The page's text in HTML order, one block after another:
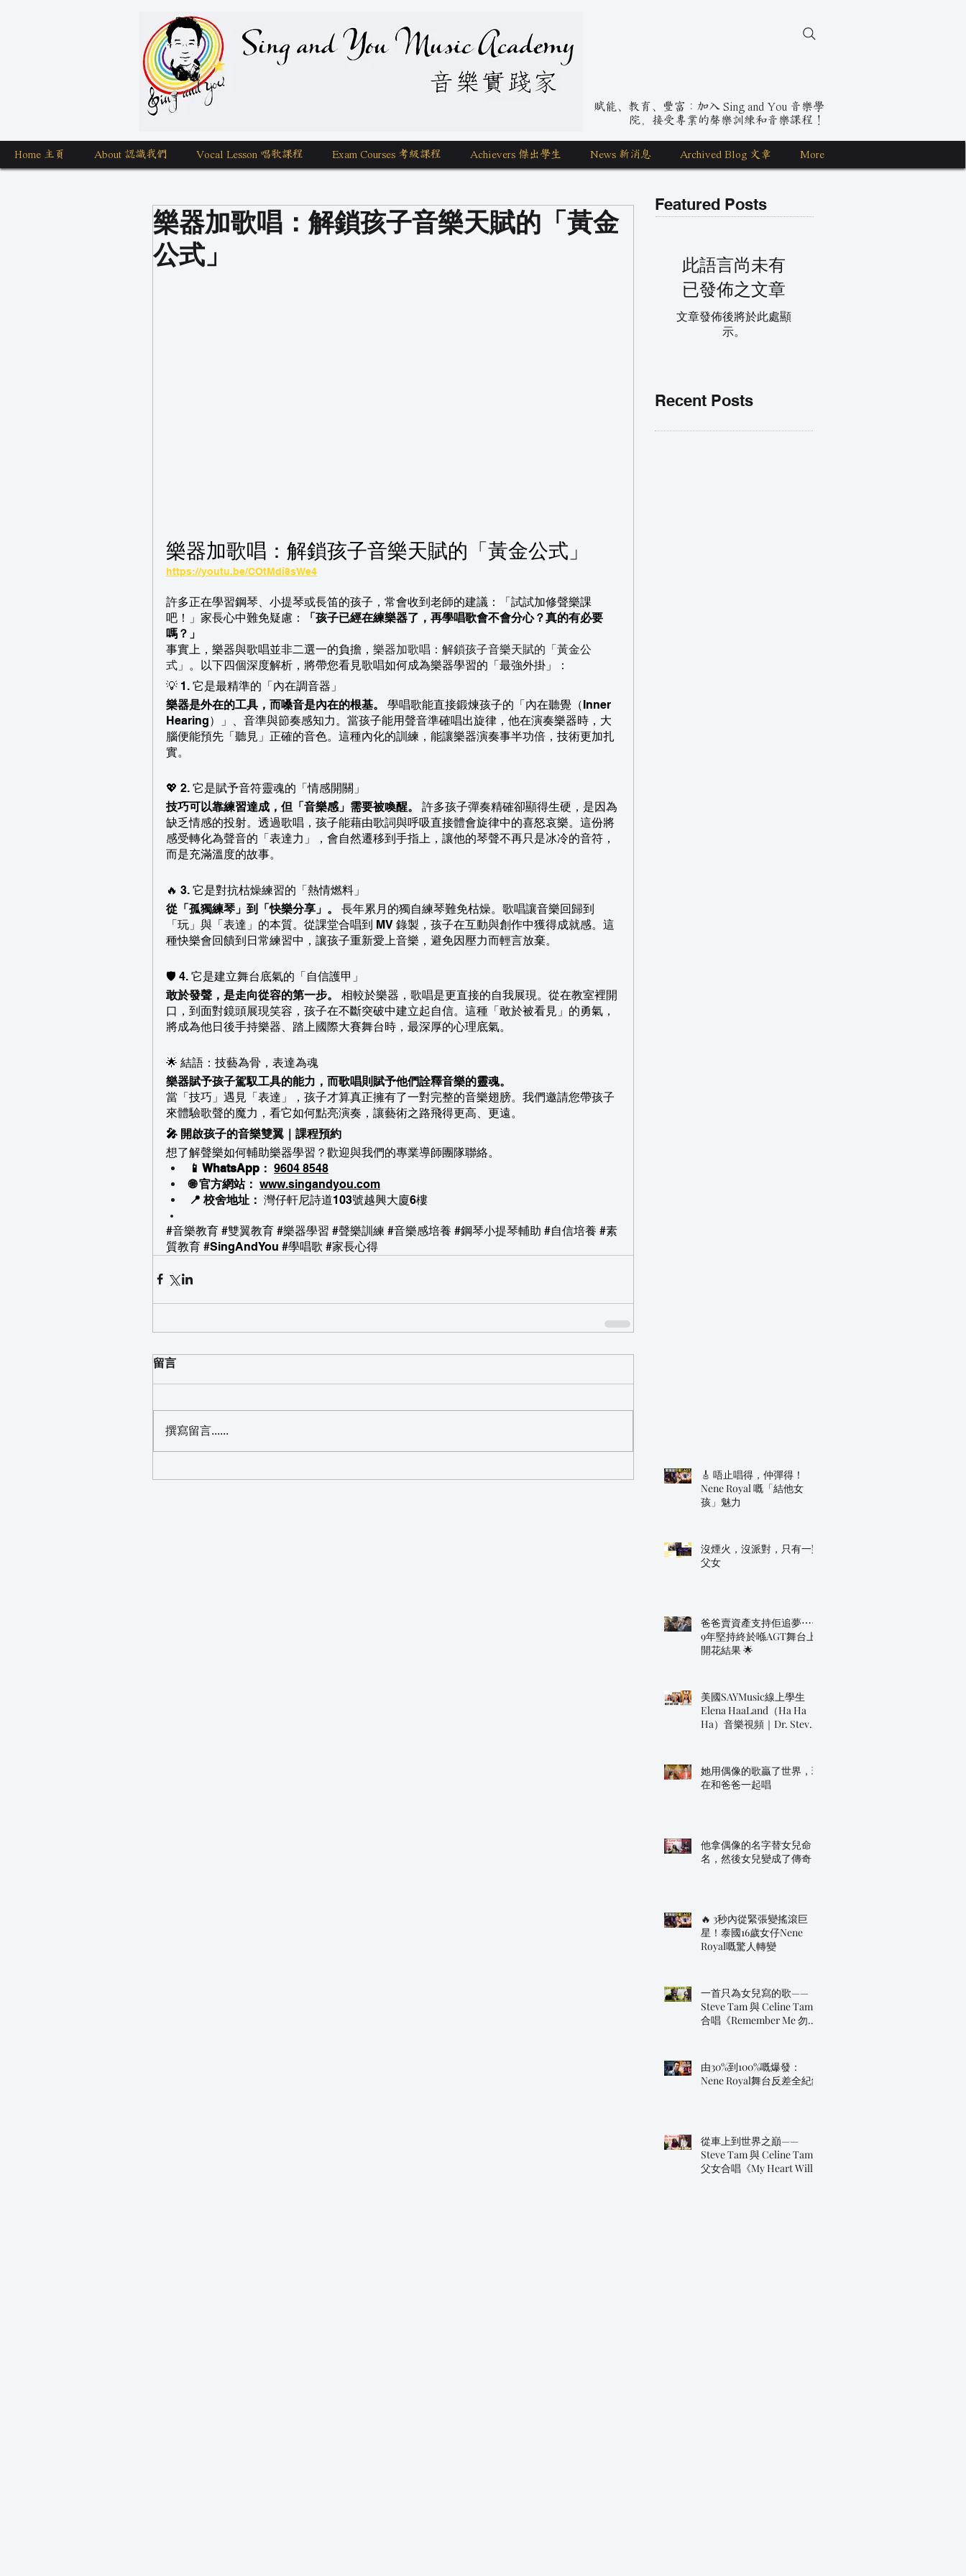
Sing and You Music Academy 學唱歌
賦能、教育、豐富：加入 Sing and You 音樂學
院，接受專業的聲樂訓練和音樂課程！
Home 主頁 About 認識我們 Vocal Lesson 唱歌課程 Exam Courses 考級課程 Achievers 傑出學生 News 新消息 Archived Blog 文章 More
樂器加歌唱：解鎖孩子音樂天賦的「黃金
公式」
樂器加歌唱：解鎖孩子音樂天賦的「黃金公式」
https://youtu.be/COtMdi8sWe4
許多正在學習鋼琴、小提琴或長笛的孩子，常會收到老師的建議：「試試加修聲樂課
吧！」家長心中難免疑慮：
「孩子已經在練樂器了，再學唱歌會不會分心？真的有必要
嗎？」
事實上，樂器與歌唱並非二選一的負擔， 樂器加歌唱：解鎖孩子音樂天賦的「黃金公
式」 。以下四個深度解析，將帶您看見歌唱如何成為樂器學習的「最強外掛」：
💡 1. 它是最精準的「內在調音器」
樂器是外在的工具，而嗓音是內在的根基。
學唱歌能直接鍛煉孩子的「內在聽覺（Inner
Hearing）」、音準與節奏感知力。當孩子能用聲音準確唱出旋律，他在演奏樂器時，大
腦便能預先「聽見」正確的音色。這種內化的訓練，能讓樂器演奏事半功倍，技術更加扎
實。
💖 2. 它是賦予音符靈魂的「情感開關」
技巧可以靠練習達成，但「音樂感」需要被喚醒。
許多孩子彈奏精確卻顯得生硬，是因為
缺乏情感的投射。透過歌唱，孩子能藉由歌詞與呼吸直接體會旋律中的喜怒哀樂。這份將
感受轉化為聲音的「表達力」，會自然遷移到手指上，讓他的琴聲不再只是冰冷的音符，
而是充滿溫度的故事。
🔥 3. 它是對抗枯燥練習的「熱情燃料」
從「孤獨練琴」到「快樂分享」。
長年累月的獨自練琴難免枯燥。歌唱讓音樂回歸到
「玩」與「表達」的本質。從課堂合唱到 MV 錄製，孩子在互動與創作中獲得成就感。這
種快樂會回饋到日常練習中，讓孩子重新愛上音樂，避免因壓力而輕言放棄。
🛡️ 4. 它是建立舞台底氣的「自信護甲」
敢於發聲，是走向從容的第一步。
相較於樂器，歌唱是更直接的自我展現。從在教室裡開
口，到面對鏡頭展現笑容，孩子在不斷突破中建立起自信。這種「敢於被看見」的勇氣，
將成為他日後手持樂器、踏上國際大賽舞台時，最深厚的心理底氣。
🌟 結語：技藝為骨，表達為魂
樂器賦予孩子駕馭工具的能力，而歌唱則賦予他們詮釋音樂的靈魂。
當「技巧」遇見「表達」，孩子才算真正擁有了一對完整的音樂翅膀。我們邀請您帶孩子
來體驗歌聲的魔力，看它如何點亮演奏，讓藝術之路飛得更高、更遠。
🎤 開啟孩子的音樂雙翼｜課程預約
想了解聲樂如何輔助樂器學習？歡迎與我們的專業導師團隊聯絡。
📱 WhatsApp： 9604 8548
🌐 官方網站： www.singandyou.com
📍 校舍地址： 灣仔軒尼詩道103號越興大廈6樓
#音樂教育 #雙翼教育 #樂器學習 #聲樂訓練 #音樂感培養 #鋼琴小提琴輔助 #自信培養 #素
質教育 #SingAndYou #學唱歌 #家長心得
留言
撰寫留言......
Featured Posts
此語言尚未有
已發佈之文章
文章發佈後將於此處顯
示。
Recent Posts
🎸 唔止唱得，仲彈得！
Nene Royal 嘅「結他女
孩」魅力
沒煙火，沒派對，只有一對
父女
爸爸賣資產支持佢追夢⋯⋯
9年堅持終於喺AGT舞台上
開花結果 🌟
美國SAYMusic線上學生
Elena HaaLand（Ha Ha
Ha）音樂視頻｜Dr. Steve
她用偶像的歌贏了世界，現
在和爸爸一起唱
他拿偶像的名字替女兒命
名，然後女兒變成了傳奇
🔥 3秒內從緊張變搖滾巨
星！泰國16歲女仔Nene
Royal嘅驚人轉變
一首只為女兒寫的歌——
Steve Tam 與 Celine Tam
合唱《Remember Me 勿忘
由30%到100%嘅爆發：
Nene Royal舞台反差全紀錄
從車上到世界之巔——
Steve Tam 與 Celine Tam
父女合唱《My Heart Will